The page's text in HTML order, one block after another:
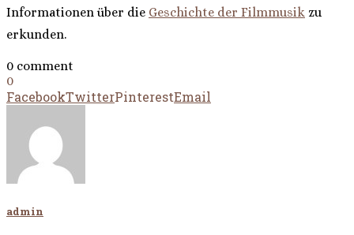
Informationen über die Geschichte der Filmmusik zu
erkunden.
0 comment
0
FacebookTwitterPinterestEmail
admin